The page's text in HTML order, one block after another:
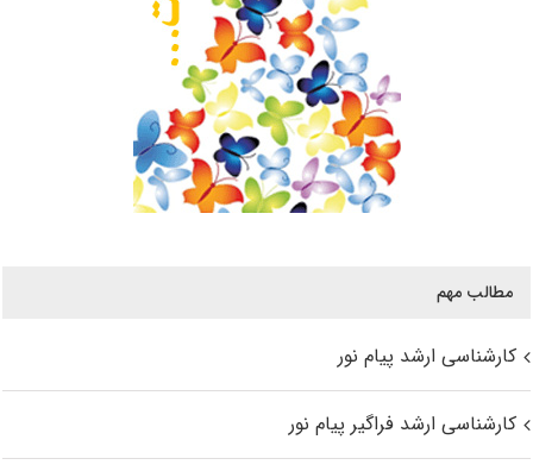
مطالب مهم
کارشناسی ارشد پیام نور
کارشناسی ارشد فراگیر پیام نور